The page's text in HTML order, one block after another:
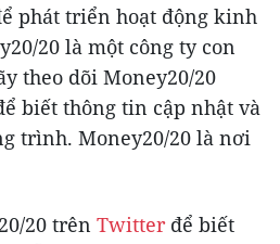
phát triển hoạt động kinh
20 là một công ty con
theo dõi Money20/20
biết thông tin cập nhật và
trình. Money20/20 là nơi
20 trên Twitterđể biết